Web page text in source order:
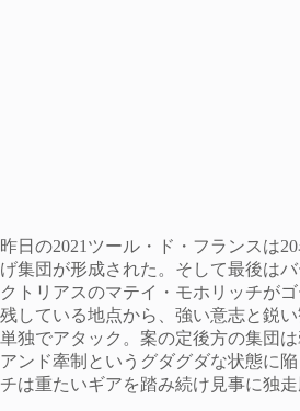
昨日の2021ツール・ド・フランスは
げ集団が形成された。そして最後は
クトリアスのマテイ・モホリッチが
残している地点から、強い意志と鋭
単独でアタック。案の定後方の集団
アンド牽制というグダグダな状態に
チは重たいギアを踏み続け見事に独走